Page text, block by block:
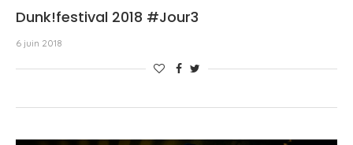
Dunk!festival 2018 #Jour3
6 juin 2018